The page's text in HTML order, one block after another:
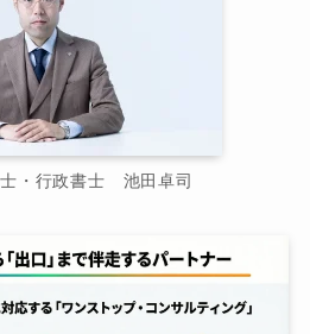
・行政書士 池田卓司